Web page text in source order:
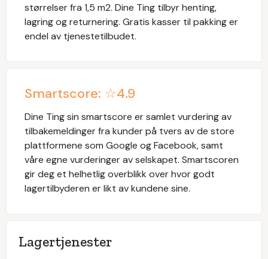
størrelser fra 1,5 m2. Dine Ting tilbyr henting,
lagring og returnering. Gratis kasser til pakking er
endel av tjenestetilbudet.
Smartscore: ☆4.9
Dine Tingsin smartscore er samlet vurdering av
tilbakemeldinger fra kunder på tvers av de store
plattformene som Google og Facebook, samt
våre egne vurderinger av selskapet. Smartscoren
gir deg et helhetlig overblikk over hvor godt
lagertilbyderen er likt av kundene sine.
Lagertjenester